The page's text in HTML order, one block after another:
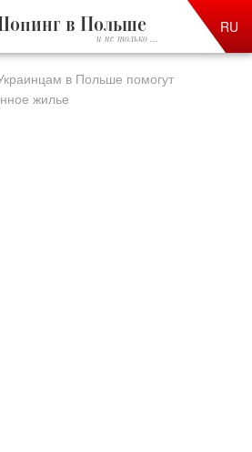
в Польше
и не только ...
RU
в Польше помогут
жилье